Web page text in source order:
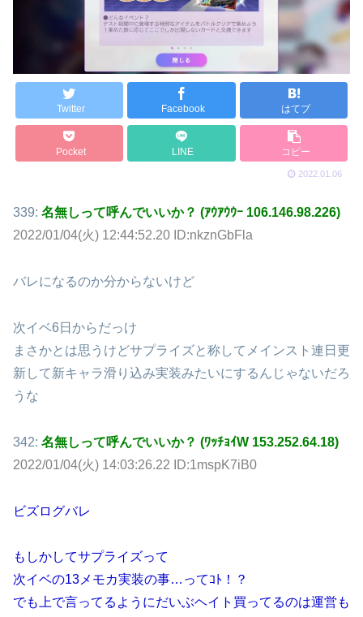
Twitter Facebook はてブ
Pocket LINE コピー
2022.01.06
339: 名無しって呼んでいいか？ (ｱｳｱｳｳｰ 106.146.98.226)
2022/01/04(火) 12:44:52.20 ID:nkznGbFla
バレになるのか分からないけど
次イベ6日からだっけ
まさかとは思うけどサプライズと称してメインスト連日更
新して新キャラ滑り込み実装みたいにするんじゃないだろ
うな
342: 名無しって呼んでいいか？ (ﾜｯﾁｮｲW 153.252.64.18)
2022/01/04(火) 14:03:26.22 ID:1mspK7iB0
ビズログバレ
もしかしてサプライズって
次イベの13メモカ実装の事…ってｺﾄ！？
でも上で言ってるようにだいぶヘイト買ってるのは運営も